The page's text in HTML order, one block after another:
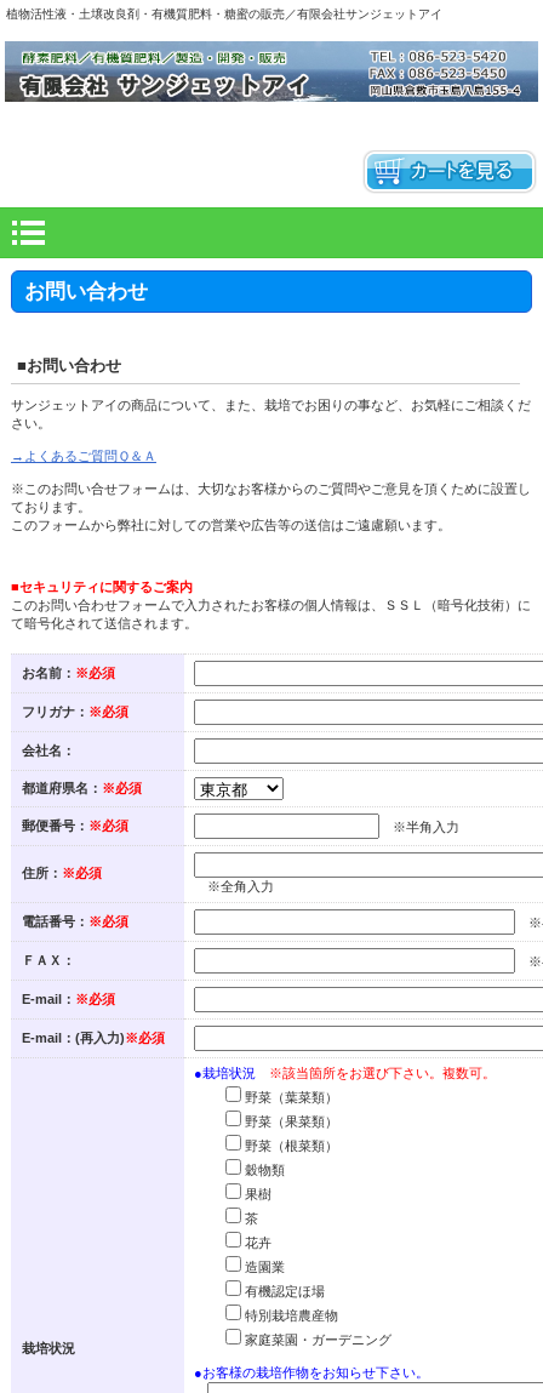
植物活性液・土壌改良剤・有機質肥料・糖蜜の販売／有限会社サンジェットアイ
お問い合わせ
■お問い合わせ
サンジェットアイの商品について、また、栽培でお困りの事など、お気軽にご相談くだ
さい。
→よくあるご質問Ｑ＆Ａ
※このお問い合せフォームは、大切なお客様からのご質問やご意見を頂くために設置し
ております。
このフォームから弊社に対しての営業や広告等の送信はご遠慮願います。
■セキュリティに関するご案内
このお問い合わせフォームで入力されたお客様の個人情報は、ＳＳＬ（暗号化技術）に
て暗号化されて送信されます。
お名前： ※必須
フリガナ： ※必須
会社名：
都道府県名： ※必須
郵便番号： ※必須 ※半角入力
住所： ※必須
※全角入力
電話番号： ※必須 ※
ＦＡＸ： ※
E-mail： ※必須
E-mail：(再入力)※必須
栽培状況
●栽培状況
※該当箇所をお選び下さい。複数可。
野菜（葉菜類）
野菜（果菜類）
野菜（根菜類）
穀物類
果樹
茶
花卉
造園業
有機認定ほ場
特別栽培農産物
家庭菜園・ガーデニング
●お客様の栽培作物をお知らせ下さい。